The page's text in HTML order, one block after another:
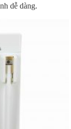
dễ dàng.